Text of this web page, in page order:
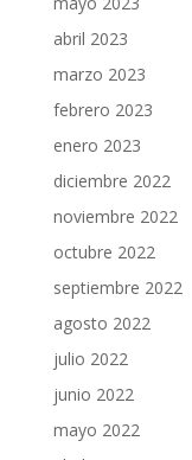
abril 2023
marzo 2023
febrero 2023
enero 2023
diciembre 2022
noviembre 2022
octubre 2022
septiembre 2022
agosto 2022
julio 2022
junio 2022
mayo 2022